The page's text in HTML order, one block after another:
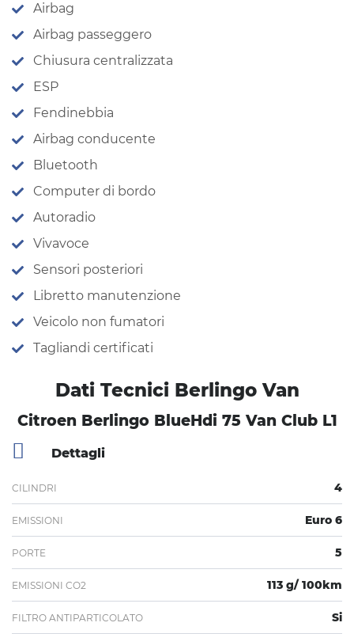
Airbag
Airbag passeggero
Chiusura centralizzata
ESP
Fendinebbia
Airbag conducente
Bluetooth
Computer di bordo
Autoradio
Vivavoce
Sensori posteriori
Libretto manutenzione
Veicolo non fumatori
Tagliandi certificati
Dati Tecnici Berlingo Van
Citroen Berlingo BlueHdi 75 Van Club L1
Dettagli
CILINDRI 4
EMISSIONI Euro 6
PORTE 5
EMISSIONI CO2 113 g/ 100km
FILTRO ANTIPARTICOLATO Si